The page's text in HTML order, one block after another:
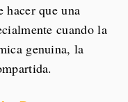
hacer que una
cuando la
genuina, la